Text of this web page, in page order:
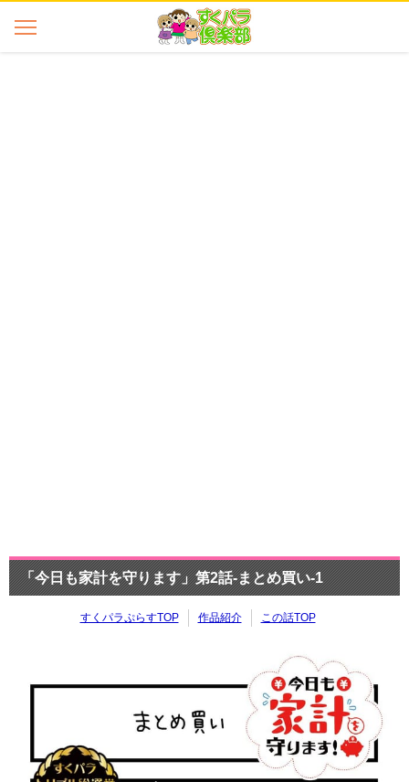
「今日も家計を守ります」第2話-まとめ買い-1
すくパラぷらすTOP 作品紹介 この話TOP